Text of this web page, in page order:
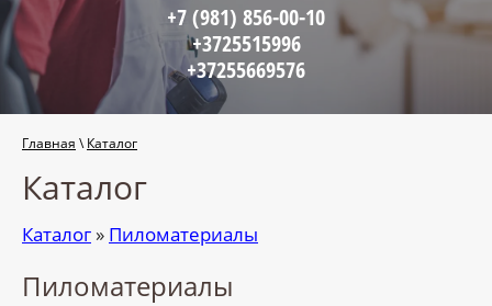
+7 (981) 856-00-10
+3725515996
+37255669576
Главная \Каталог
Каталог
Каталог » Пиломатериалы
Пиломатериалы